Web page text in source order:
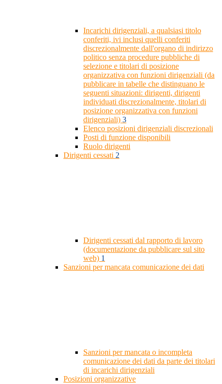
Incarichi dirigenziali, a qualsiasi titolo
conferiti, ivi inclusi quelli conferiti
discrezionalmente dall'organo di indirizzo
politico senza procedure pubbliche di
selezione e titolari di posizione
organizzativa con funzioni dirigenziali (da
pubblicare in tabelle che distinguano le
seguenti situazioni: dirigenti, dirigenti
individuati discrezionalmente, titolari di
posizione organizzativa con funzioni
dirigenziali) 3
Elenco posizioni dirigenziali discrezionali
Posti di funzione disponibili
Ruolo dirigenti
Dirigenti cessati 2
Dirigenti cessati dal rapporto di lavoro
(documentazione da pubblicare sul sito
web) 1
Sanzioni per mancata comunicazione dei dati
Sanzioni per mancata o incompleta
comunicazione dei dati da parte dei titolari
di incarichi dirigenziali
Posizioni organizzative